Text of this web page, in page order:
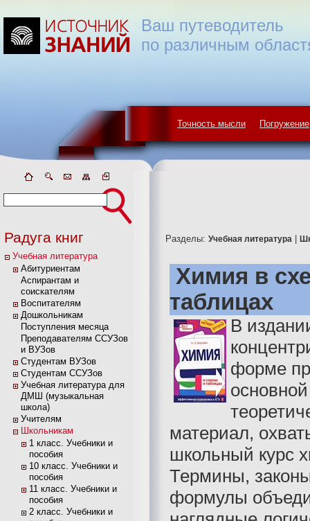
Точность мысли Погружение
Ваш путеводитель
по различным
Радуга книг
Учебная литература
Абитуриентам
Аспирантам и
соискателям
Воспитателям
Дошкольникам
Поступления месяца
Преподавателям ССУЗов
и ВУЗов
Студентам ВУЗов
Студентам ССУЗов
Учебная литература для
ДМШ (музыкальная
школа)
Учителям
Школьникам
1 класс. Учебники и
пособия
10 класс. Учебники и
пособия
11 класс. Учебники и
пособия
2 класс. Учебники и
Разделы: Учебная литература
Химия в
таблицах
В
форме
основной
материал,
школьный курс
Термины,
формулы